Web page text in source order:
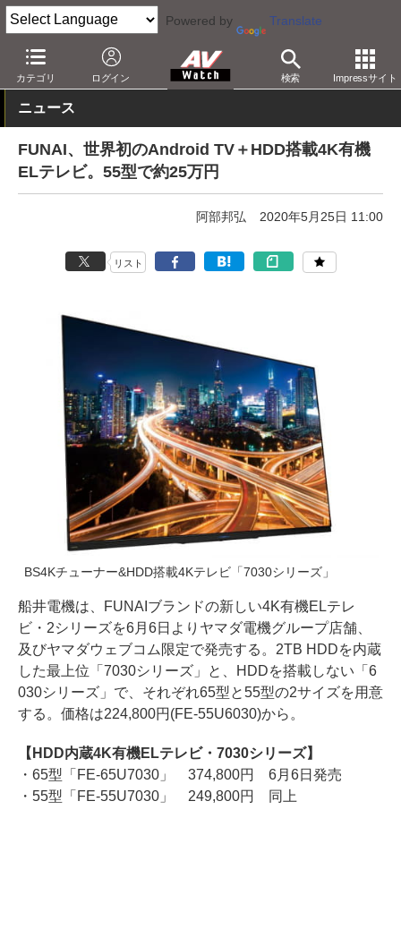
Powered by Translate
カテゴリ ログイン 検索 Impressサイト
AV Watch 製品 テレビ 4K
ニュース
FUNAI、世界初のAndroid TV＋HDD搭載4K有機
ELテレビ。55型で約25万円
阿部邦弘 2020年5月25日 11:00
リスト
BS4Kチューナー&HDD搭載4Kテレビ「7030シリーズ」
船井電機は、FUNAIブランドの新しい4K有機ELテレ
ビ・2シリーズを6月6日よりヤマダ電機グループ店舗、
及びヤマダウェブコム限定で発売する。2TB HDDを内蔵
した最上位「7030シリーズ」と、HDDを搭載しない「6
030シリーズ」で、それぞれ65型と55型の2サイズを用意
する。価格は224,800円(FE-55U6030)から。
【HDD内蔵4K有機ELテレビ・7030シリーズ】
・65型「FE-65U7030」 374,800円 6月6日発売
・55型「FE-55U7030」 249,800円 同上